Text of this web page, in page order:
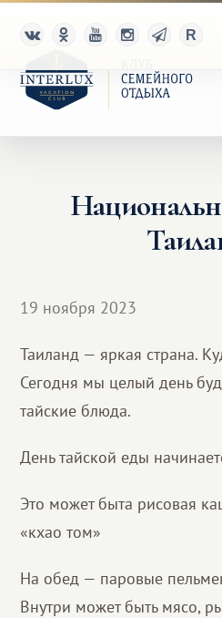
Клуб
Преимущества
Партнерам
Благотворительность
19 ноября 2023
Таиланд — яркая страна.
Сегодня мы целый день
тайские блюда.
День тайской еды
Это может быта рисовая
«кхао том»
На обед — паровые
Внутри может быть мясо,